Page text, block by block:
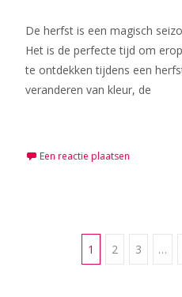
De herfst is een magisch
Het is de perfecte tijd om
te ontdekken tijdens een
veranderen van kleur, de
Een reactie plaatsen
1 2 3 …